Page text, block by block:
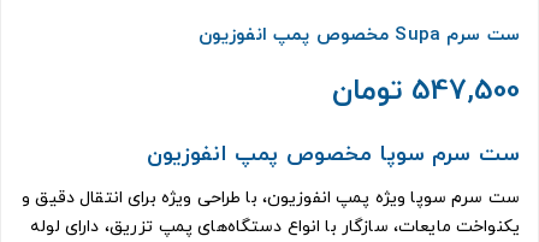
ست سرم Supa مخصوص پمپ انفوزیون
547,500 تومان
ست سرم سوپا مخصوص پمپ انفوزیون
ست سرم سوپا ویژه پمپ انفوزیون، با طراحی ویژه برای انتقال دقیق و
یکنواخت مایعات، سازگار با انواع دستگاه‌های پمپ تزریق، دارای لوله